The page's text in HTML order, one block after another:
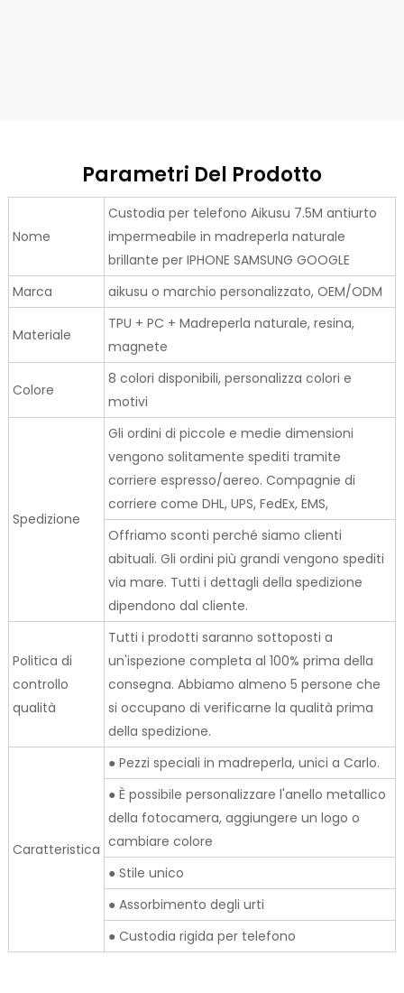
Parametri Del Prodotto
Nome
Custodia per telefono Aikusu 7.5M antiurto
impermeabile in madreperla naturale
brillante per IPHONE SAMSUNG GOOGLE
Marca
aikusu o marchio personalizzato, OEM/ODM
Materiale
TPU + PC + Madreperla naturale, resina,
magnete
Colore
8 colori disponibili, personalizza colori e
motivi
Spedizione
Gli ordini di piccole e medie dimensioni
vengono solitamente spediti tramite
corriere espresso/aereo. Compagnie di
corriere come DHL, UPS, FedEx, EMS,
Offriamo sconti perché siamo clienti
abituali. Gli ordini più grandi vengono spediti
via mare. Tutti i dettagli della spedizione
dipendono dal cliente.
Politica di
controllo
qualità
Tutti i prodotti saranno sottoposti a
un'ispezione completa al 100% prima della
consegna. Abbiamo almeno 5 persone che
si occupano di verificarne la qualità prima
della spedizione.
Caratteristica
● Pezzi speciali in madreperla, unici a Carlo.
● È possibile personalizzare l'anello metallico
della fotocamera, aggiungere un logo o
cambiare colore
● Stile unico
● Assorbimento degli urti
● Custodia rigida per telefono